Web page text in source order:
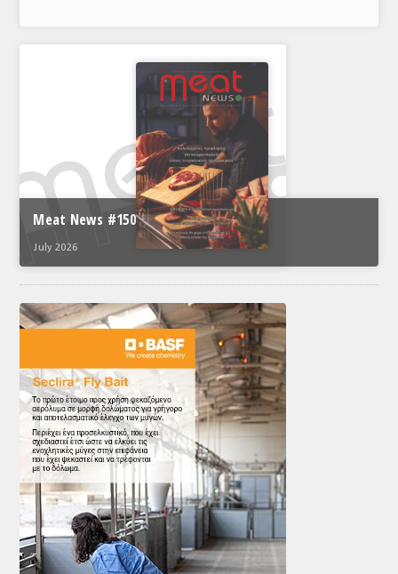
ΣΥΝΕΔΡΙΟ ΚΡΕΑΤΟΣ
Meat News #150
July 2026